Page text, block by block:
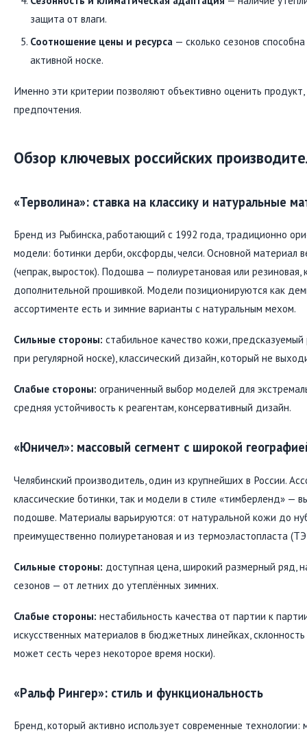
защита от влаги.
Соотношение цены и ресурса — сколько сезонов
активной носке.
Именно эти критерии позволяют объективно оценить
предпочтения.
Обзор ключевых российских
«Терволина»: ставка на классику и натуральные
Бренд из Рыбинска, работающий с 1992 года, традиционно
модели: ботинки дерби, оксфорды, челси. Основной материал
(чепрак, выросток). Подошва — полиуретановая или резиновая,
дополнительной прошивкой. Модели позиционируются как
ассортименте есть и зимние варианты с натуральным мехом.
Сильные стороны: стабильное качество кожи, предсказуемый
при регулярной носке), классический дизайн, который не
Слабые стороны: ограниченный выбор моделей для
средняя устойчивость к реагентам, консервативный дизайн.
«Юничел»: массовый сегмент с широкой
Челябинский производитель, один из крупнейших в России.
классические ботинки, так и модели в стиле «тимберленд» —
подошве. Материалы варьируются: от натуральной кожи до
преимущественно полиуретановая и из термоэластопласта
Сильные стороны: доступная цена, широкий размерный ряд,
сезонов — от летних до утеплённых зимних.
Слабые стороны: нестабильность качества от партии к
искусственных материалов в бюджетных линейках,
может сесть через некоторое время носки).
«Ральф Рингер»: стиль и функциональность
Бренд, который активно использует современные